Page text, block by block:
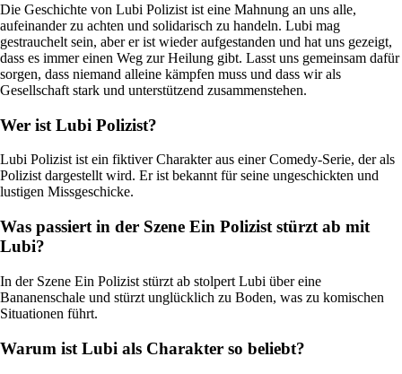
Die Geschichte von Lubi Polizist ist eine Mahnung an uns alle,
aufeinander zu achten und solidarisch zu handeln. Lubi mag
gestrauchelt sein, aber er ist wieder aufgestanden und hat uns gezeigt,
dass es immer einen Weg zur Heilung gibt. Lasst uns gemeinsam dafür
sorgen, dass niemand alleine kämpfen muss und dass wir als
Gesellschaft stark und unterstützend zusammenstehen.
Wer ist Lubi Polizist?
Lubi Polizist ist ein fiktiver Charakter aus einer Comedy-Serie, der als
Polizist dargestellt wird. Er ist bekannt für seine ungeschickten und
lustigen Missgeschicke.
Was passiert in der Szene Ein Polizist stürzt ab mit
Lubi?
In der Szene Ein Polizist stürzt ab stolpert Lubi über eine
Bananenschale und stürzt unglücklich zu Boden, was zu komischen
Situationen führt.
Warum ist Lubi als Charakter so beliebt?